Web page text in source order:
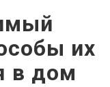
их
в дом